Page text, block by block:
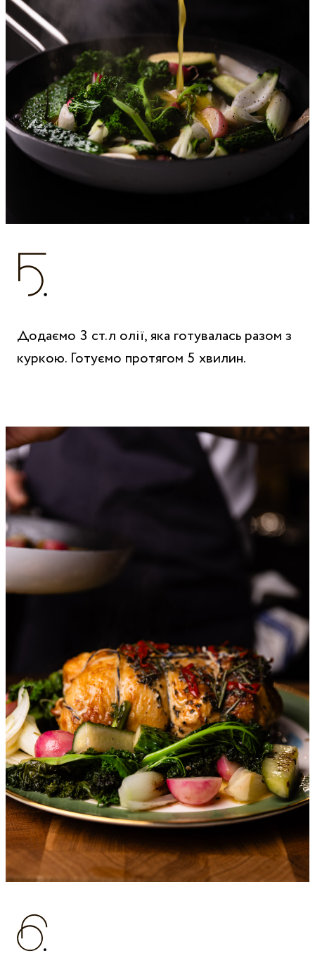
Додаємо 3 ст.л олії, яка готувалась разом з
куркою. Готуємо протягом 5 хвилин.